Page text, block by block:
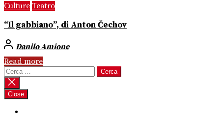
Culture Teatro
“Il gabbiano”, di Anton Čechov
Danilo Amione
Read more
Ricerca
per:
Close